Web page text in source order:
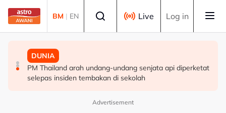
Skip to main content
BM | EN Live Log in
MALAYSIA
Berita tempatan pilihan sepanjang hari ini
MALAYSIA
Pengacara, ahli perniagaan ditahan bantu siasatan
audio siar sentuh isu sensitiviti agama
DUNIA
PM Thailand arah undang-undang senjata api diperketat
selepas insiden tembakan di sekolah
Advertisement